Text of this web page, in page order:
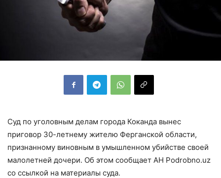
Суд по уголовным делам города Коканда вынес
приговор 30-летнему жителю Ферганской области,
признанному виновным в умышленном убийстве своей
малолетней дочери. Об этом сообщает АН Podrobno.uz
со ссылкой на материалы суда.